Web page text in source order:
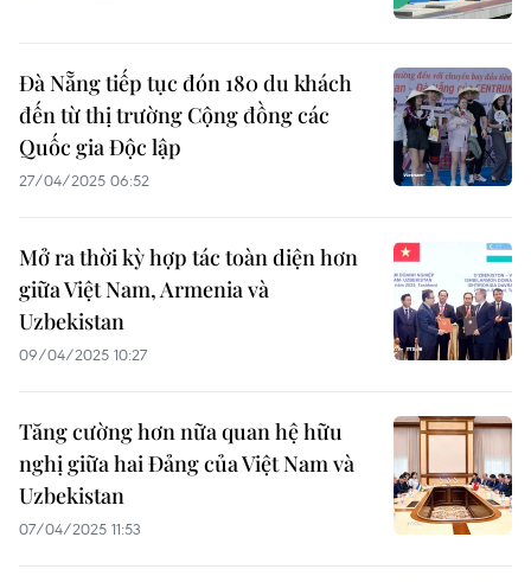
Đà Nẵng tiếp tục đón 180 du khách
đến từ thị trường Cộng đồng các
Quốc gia Độc lập
27/04/2025 06:52
Mở ra thời kỳ hợp tác toàn diện hơn
giữa Việt Nam, Armenia và
Uzbekistan
09/04/2025 10:27
Tăng cường hơn nữa quan hệ hữu
nghị giữa hai Đảng của Việt Nam và
Uzbekistan
07/04/2025 11:53